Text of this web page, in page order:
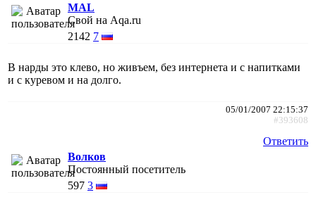
MAL
Свой на Aqa.ru
2142 7
В нарды это клево, но живъем, без интернета и с напитками
и с куревом и на долго.
05/01/2007 22:15:37
#393608
Ответить
Волков
Постоянный посетитель
597 3